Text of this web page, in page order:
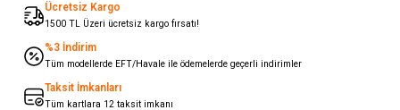
Ücretsiz Kargo
1500 TL Üzeri ücretsiz kargo fırsatı!
%3 İndirim
Tüm modellerde EFT/Havale ile ödemelerde geçerli indirimler
Taksit İmkanları
Tüm kartlara 12 taksit imkanı